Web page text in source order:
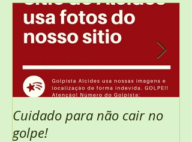
Cuidado para não cair no
golpe!